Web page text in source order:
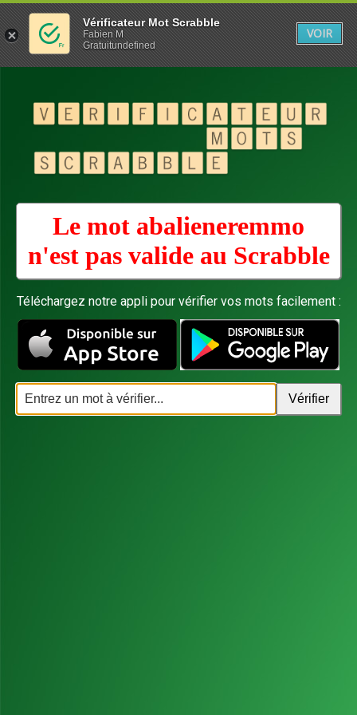
Le mot abalieneremmo
n'est pas valide au Scrabble
Téléchargez notre appli pour vérifier vos mots facilement :
Vérificateur Mot Scrabble
Fabien M
Gratuitundefined
VOIR